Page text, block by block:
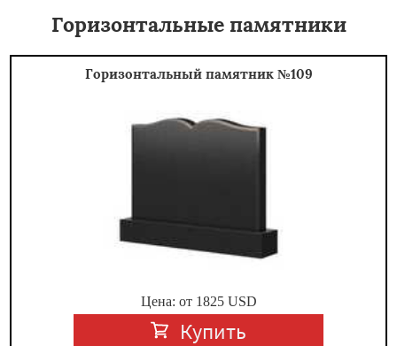
Горизонтальные памятники
Горизонтальный памятник №109
Цена: от 1825USD
Купить